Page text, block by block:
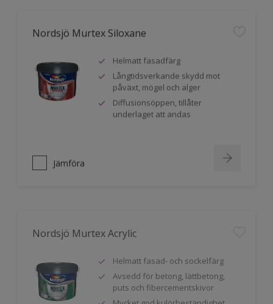
Nordsjö Murtex Siloxane
Helmatt fasadfärg
Långtidsverkande skydd mot
påväxt, mögel och alger
Diffusionsöppen, tillåter
underlaget att andas
Jämföra
Avsedd för betong, lättbetong,
puts och fibercementskivor
Mycket god kulörbeständighet